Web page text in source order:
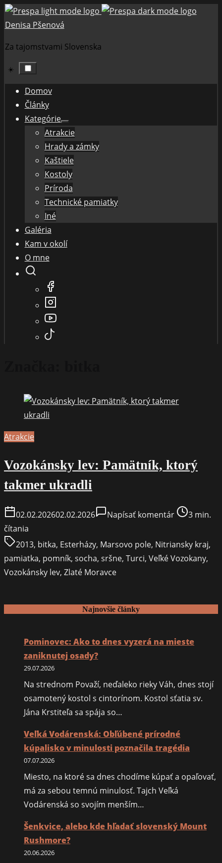
Skip
to
Denisa Pšenová
Za tajomstvami Slovenska
☀️
Domov
Články
Kategórie
Show
sub
menu
Atrakcie
Hrady a zámky
Kaštiele
Kostoly
Príroda
Technické pamiatky
Iné
Galéria
Kam v okolí
O mne
Atrakcie
Vozokánsky lev: Pamätník, ktorý
takmer ukradli
02.02.202602.02.2026 Napísať komentáron
lev:
Pamätník,
Post
time
3 min.
čítania
2013, bitka, Esterházy, Marsovo pole, Nitriansky kraj,
pamiatka, pomník, socha, sršne, Turci, Veľké Vozokany,
Vozokánsky lev, Zlaté Moravce
Najnovšie články
Pominovec: Ako to dnes vyzerá na mieste
zaniknutej osady?
29.07.2026
Na strednom Považí, neďaleko rieky Váh, dnes stojí
osamotený kostol s cintorínom. Kostol sťatia sv.
Jána Krstiteľa sa spája so…
Veľká Vodárenská: Obľúbené prírodné
kúpalisko v minulosti poznačila tragédia
07.07.2026
Miesto, na ktoré sa dnes chodíme kúpať a opaľovať,
má za sebou temnú minulosť. Tajch Veľká
Vodárenská so svojím menším…
Šenkvice, alebo kde hľadať slovenský Mount
Rushmore?
20.06.2026